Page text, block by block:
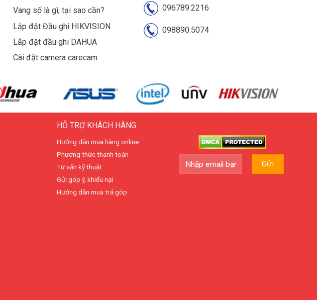
Vang số là gì, tại sao cần?
Lắp đặt Đầu ghi HIKVISION
Lắp đặt đầu ghi DAHUA
Cài đặt camera carecam
096789.2216
098890.5074
HỖ TRỢ KHÁCH HÀNG
Hướng dẫn mua hàng online
Phương thức thanh toán
Tư vấn kỹ thuật
Gửi góp ý, khiếu nại
Hướng dẫn mua trả góp